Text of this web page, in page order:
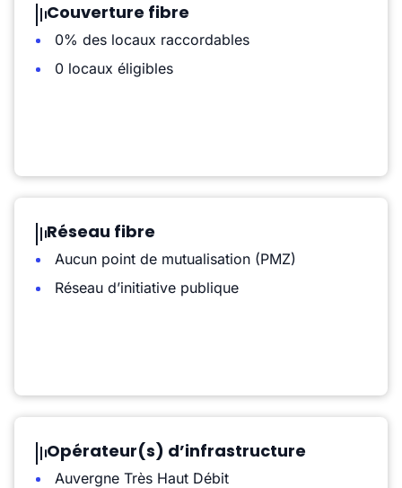
Couverture fibre
0% des locaux raccordables
0 locaux éligibles
Réseau fibre
Aucun point de mutualisation (PMZ)
Réseau d’initiative publique
Opérateur(s) d’infrastructure
Auvergne Très Haut Débit